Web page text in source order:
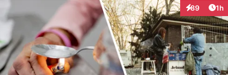
89
Interaktionen
1h